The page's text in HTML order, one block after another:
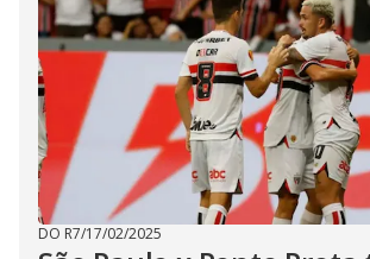
DO R7/17/02/2025